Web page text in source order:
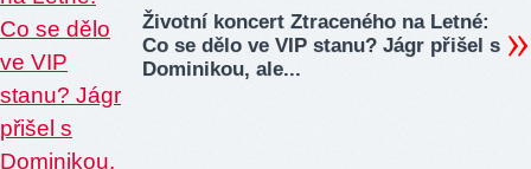
Životní koncert Ztraceného na Letné:
Co se dělo ve VIP stanu? Jágr přišel s
Dominikou, ale...